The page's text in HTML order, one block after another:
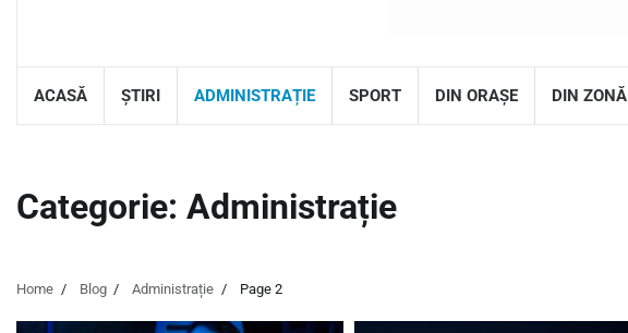
ACASĂ ȘTIRI ADMINISTRAȚIE SPORT DIN ORAȘE DIN ZONĂ
Categorie: Administrație
Home Blog Administrație Page 2